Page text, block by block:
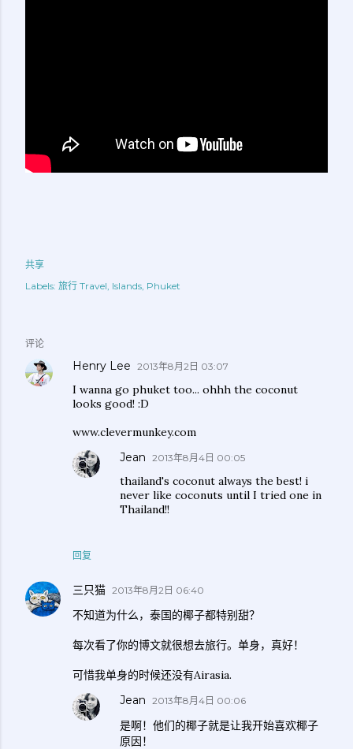
共享
Labels: 旅行 Travel Islands Phuket
评论
Henry Lee 2013年8月2日 03:07
I wanna go phuket too... ohhh the coconut
looks good! :D
www.clevermunkey.com
回复
Jean 2013年8月4日 00:05
thailand's coconut always the best! i
never like coconuts until I tried one in
Thailand!!
三只猫 2013年8月2日 06:40
不知道为什么，泰国的椰子都特别甜？
每次看了你的博文就很想去旅行。单身，真好！
可惜我单身的时候还没有Airasia.
Jean 2013年8月4日 00:06
是啊！他们的椰子就是让我开始喜欢椰子
原因！